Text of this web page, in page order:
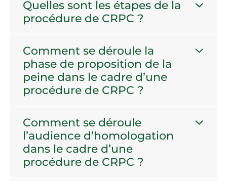
Quelles sont les étapes de la
procédure de CRPC ?
Comment se déroule la
phase de proposition de la
peine dans le cadre d’une
procédure de CRPC ?
Comment se déroule
l’audience d’homologation
dans le cadre d’une
procédure de CRPC ?